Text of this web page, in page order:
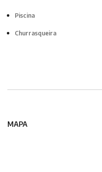
Piscina
Churrasqueira
MAPA